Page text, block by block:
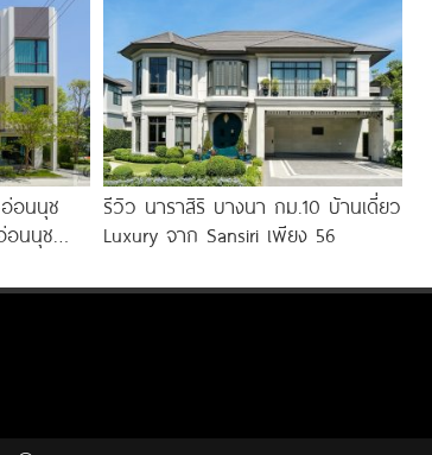
อนนุช
อนนุช
รีวิว นาราสิริ บางนา กม.10 บ้านเดี่ยว
Luxury จาก Sansiri เพียง 56